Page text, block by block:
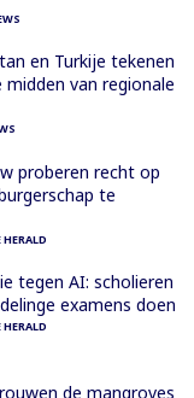
en Turkije tekenen
van regionale
proberen recht op
te
tegen AI: scholieren
examens doen
de mangroves